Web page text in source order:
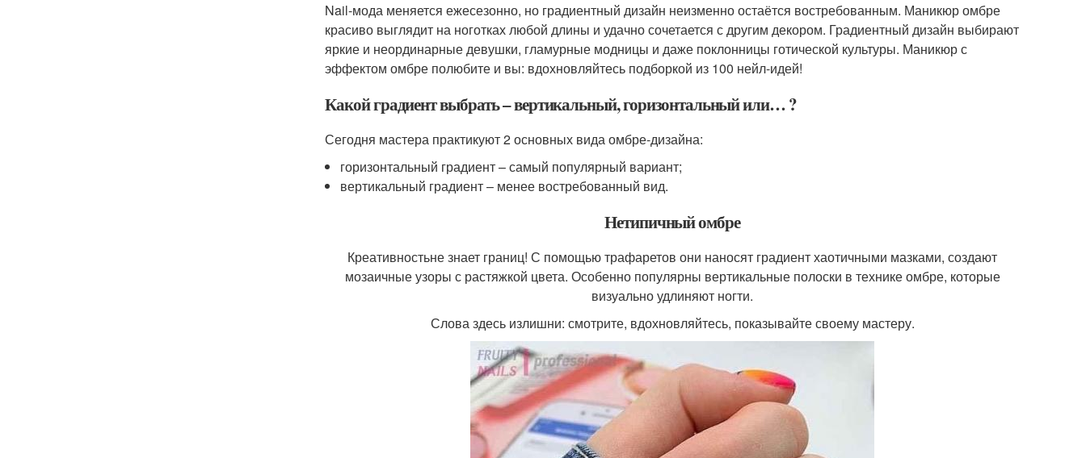
Nail-мода меняется ежесезонно, но градиентный дизайн неизменно остаётся востребованным. Маникюр омбре
красиво выглядит на ноготках любой длины и удачно сочетается с другим декором. Градиентный дизайн выбирают
яркие и неординарные девушки, гламурные модницы и даже поклонницы готической культуры. Маникюр с
эффектом омбре полюбите и вы: вдохновляйтесь подборкой из 100 нейл-идей!
Какой градиент выбрать – вертикальный, горизонтальный или… ?
Сегодня мастера практикуют 2 основных вида омбре-дизайна:
горизонтальный градиент – самый популярный вариант;
вертикальный градиент – менее востребованный вид.
Нетипичный омбре
Креативностьне знает границ! С помощью трафаретов они наносят градиент хаотичными мазками, создают
мозаичные узоры с растяжкой цвета. Особенно популярны вертикальные полоски в технике омбре, которые
визуально удлиняют ногти.
Слова здесь излишни: смотрите, вдохновляйтесь, показывайте своему мастеру.